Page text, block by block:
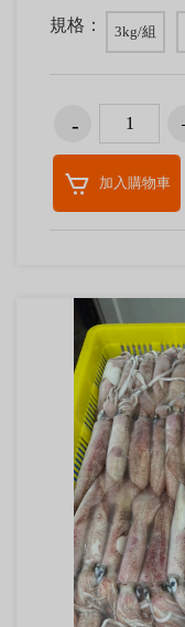
規格：
3kg/組
加入購物車